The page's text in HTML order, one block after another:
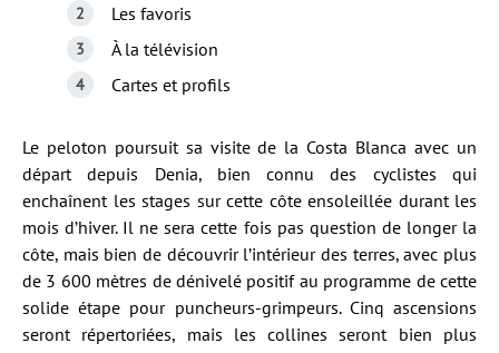
Les favoris
À la télévision
Cartes et profils
Le peloton poursuit sa visite de la Costa Blanca avec un
départ depuis Denia, bien connu des cyclistes qui
enchaînent les stages sur cette côte ensoleillée durant les
mois d’hiver. Il ne sera cette fois pas question de longer la
côte, mais bien de découvrir l’intérieur des terres, avec plus
de 3 600 mètres de dénivelé positif au programme de cette
solide étape pour puncheurs-grimpeurs. Cinq ascensions
seront répertoriées, mais les collines seront bien plus